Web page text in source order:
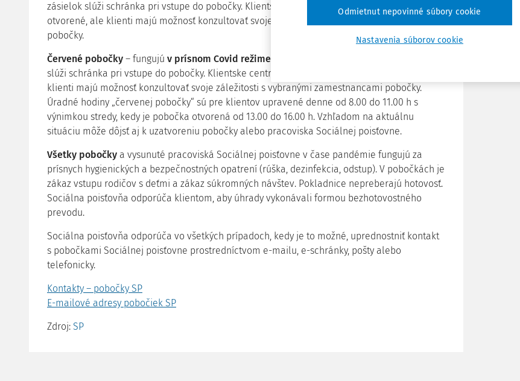
zásielok slúži schránka pri vstupe do pobočky. Klientske centrum nie je pre verejnosť
otvorené, ale klienti majú možnosť konzultovať svoje záležitosti s vybranými zamestnancami
pobočky.
Červené pobočky – fungujú v prísnom Covid režime
slúži schránka pri vstupe do pobočky. Klientske centrum nie je pre verejnosť otvorené, ale
klienti majú možnosť konzultovať svoje záležitosti s vybranými zamestnancami pobočky.
Úradné hodiny „červenej pobočky“ sú pre klientov upravené denne od 8.00 do 11.00 h s
výnimkou stredy, kedy je pobočka otvorená od 13.00 do 16.00 h. Vzhľadom na aktuálnu
situáciu môže dôjsť aj k uzatvoreniu pobočky alebo pracoviska Sociálnej poisťovne.
Všetky pobočky a vysunuté pracoviská Sociálnej poisťovne v čase pandémie fungujú za
prísnych hygienických a bezpečnostných opatrení (rúška, dezinfekcia, odstup). V pobočkách je
zákaz vstupu rodičov s deťmi a zákaz súkromných návštev. Pokladnice nepreberajú hotovosť.
Sociálna poisťovňa odporúča klientom, aby úhrady vykonávali formou bezhotovostného
prevodu.
Sociálna poisťovňa odporúča vo všetkých prípadoch, kedy je to možné, uprednostniť kontakt
s pobočkami Sociálnej poisťovne prostredníctvom e-mailu, e-schránky, pošty alebo
telefonicky.
Kontakty – pobočky SP
E-mailové adresy pobočiek SP
Zdroj: SP
Nastavenia súborov cookie
Odmietnut nepovinné súbory cookie